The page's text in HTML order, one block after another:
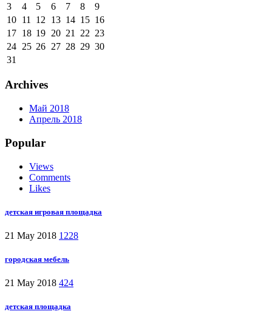
3
4 5 6 7 8
9
10 11 12 13 14 15 16
17 18 19 20 21 22 23
24 25 26 27 28 29 30
31
Archives
Май 2018
Апрель 2018
Popular
Views
Comments
Likes
детская игровая площадка
21 May 2018 1228
городская мебель
21 May 2018 424
детская площадка